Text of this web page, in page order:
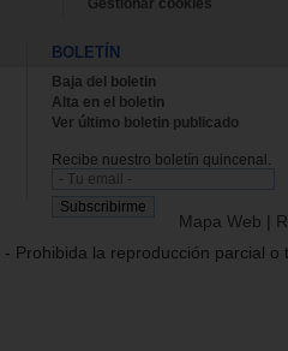
Gestionar cookies
BOLETÍN
Baja del boletin
Alta en el boletin
Ver último boletin publicado
Recibe nuestro boletín quincenal.
Mapa Web |
- Prohibida la reproducción parcial o